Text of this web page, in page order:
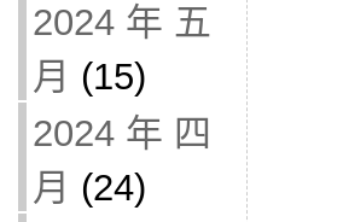
2024 年 五
月 (15)
2024 年 四
月 (24)